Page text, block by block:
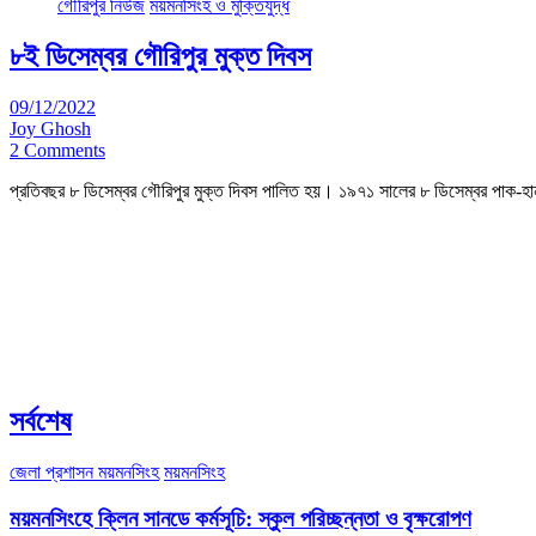
গৌরিপুর নিউজ ময়মনসিংহ ও মুক্তিযুদ্ধ
৮ই ডিসেম্বর গৌরিপুর মুক্ত দিবস
09/12/2022
Joy Ghosh
2 Comments
প্রতিবছর ৮ ডিসেম্বর গৌরিপুর মুক্ত দিবস পালিত হয়। ১৯৭১ সালের ৮ ডিসেম্বর পাক-
সর্বশেষ
জেলা প্রশাসন ময়মনসিংহ ময়মনসিংহ
ময়মনসিংহে ক্লিন সানডে কর্মসূচি: স্কুল পরিচ্ছন্নতা ও বৃক্ষরোপণ